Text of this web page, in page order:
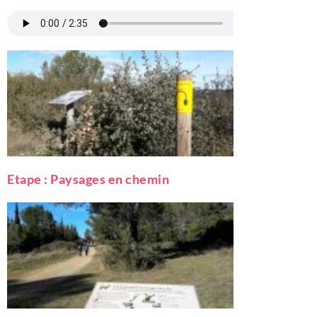
Etape : Paysages en chemin